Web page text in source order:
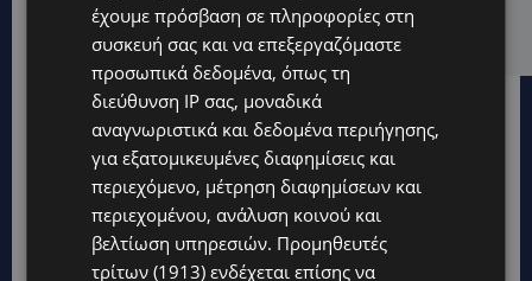
ΦΟΝΟΣ ΣΤΗΝ ΚΕΡΥΝΕΙΑ: Νεκρός 40χρονος – Επτά
συλλήψεις, ο ένας τραυματισμένος
έχουμε πρόσβαση σε πληροφορίες στη
συσκευή σας και να επεξεργαζόμαστε
προσωπικά δεδομένα, όπως τη
διεύθυνση IP σας, μοναδικά
αναγνωριστικά και δεδομένα περιήγησης,
για εξατομικευμένες διαφημίσεις και
περιεχόμενο, μέτρηση διαφημίσεων και
περιεχομένου, ανάλυση κοινού και
βελτίωση υπηρεσιών. Προμηθευτές
τρίτων (1913) ενδέχεται επίσης να